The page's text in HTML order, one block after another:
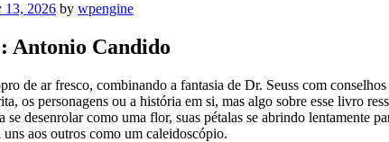
13, 2026 by wpengine
Antonio Candido
de ar fresco, combinando a fantasia de Dr. Seuss com
os personagens ou a história em si, mas algo sobre esse livro
se desenrolar como uma flor, suas pétalas se abrindo lentamente
aos outros como um caleidoscópio.